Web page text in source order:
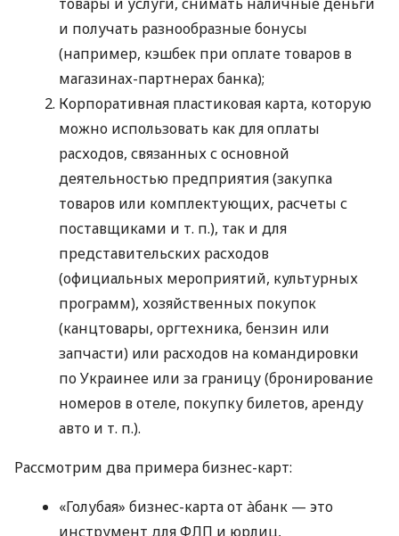
и получать разнообразные бонусы
(например, кэшбек при оплате товаров в
магазинах-партнерах банка);
Корпоративная пластиковая карта, которую
можно использовать как для оплаты
расходов, связанных с основной
деятельностью предприятия (закупка
товаров или комплектующих, расчеты с
поставщиками и т. п.), так и для
представительских расходов
(официальных мероприятий, культурных
программ), хозяйственных покупок
(канцтовары, оргтехника, бензин или
запчасти) или расходов на командировки
по Украинее или за границу (бронирование
номеров в отеле, покупку билетов, аренду
авто и т. п.).
Рассмотрим два примера бизнес-карт:
«Голубая» бизнес-карта от àбанк — это
инструмент для ФЛП и юрлиц,